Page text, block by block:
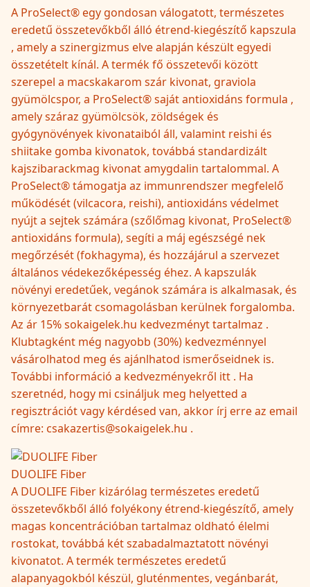
A ProSelect® egy gondosan válogatott, természetes
eredetű összetevőkből álló étrend-kiegészítő kapszula
, amely a szinergizmus elve alapján készült egyedi
összetételt kínál. A termék fő összetevői között
szerepel a macskakarom szár kivonat, graviola
gyümölcspor, a ProSelect® saját antioxidáns formula ,
amely száraz gyümölcsök, zöldségek és
gyógynövények kivonataiból áll, valamint reishi és
shiitake gomba kivonatok, továbbá standardizált
kajszibarackmag kivonat amygdalin tartalommal. A
ProSelect® támogatja az immunrendszer megfelelő
működését (vilcacora, reishi), antioxidáns védelmet
nyújt a sejtek számára (szőlőmag kivonat, ProSelect®
antioxidáns formula), segíti a máj egészségé nek
megőrzését (fokhagyma), és hozzájárul a szervezet
általános védekezőképesség éhez. A kapszulák
növényi eredetűek, vegánok számára is alkalmasak, és
környezetbarát csomagolásban kerülnek forgalomba.
Az ár 15% sokaigelek.hu kedvezményt tartalmaz .
Klubtagként még nagyobb (30%) kedvezménnyel
vásárolhatod meg és ajánlhatod ismerőseidnek is.
További információ a kedvezményekről itt . Ha
szeretnéd, hogy mi csináljuk meg helyetted a
regisztrációt vagy kérdésed van, akkor írj erre az email
címre: csakazertis@sokaigelek.hu .
DUOLIFE Fiber
A DUOLIFE Fiber kizárólag természetes eredetű
összetevőkből álló folyékony étrend-kiegészítő, amely
magas koncentrációban tartalmaz oldható élelmi
rostokat, továbbá két szabadalmaztatott növényi
kivonatot. A termék természetes eredetű
alapanyagokból készül, gluténmentes, vegánbarát,